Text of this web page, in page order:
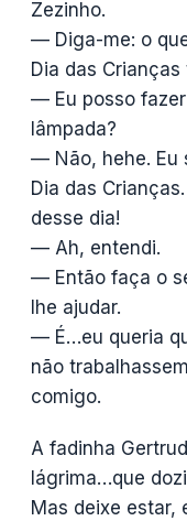
Zezinho.
— Diga-me: o
Dia das Crianças
— Eu posso
lâmpada?
— Não, hehe. Eu
Dia das
desse dia!
— Ah, entendi.
— Então faça o
lhe ajudar.
— É…eu queria
não
comigo.
A fadinha
lágrima…que
Mas deixe estar,